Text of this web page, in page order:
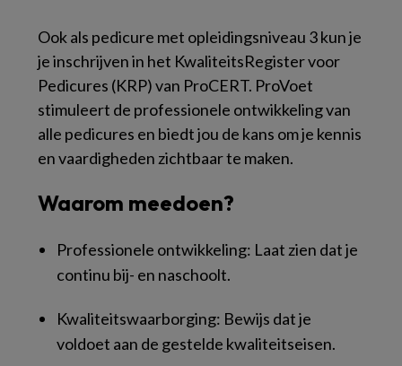
Ook als pedicure met opleidingsniveau 3 kun je
je inschrijven in het KwaliteitsRegister voor
Pedicures (KRP) van ProCERT. ProVoet
stimuleert de professionele ontwikkeling van
alle pedicures en biedt jou de kans om je kennis
en vaardigheden zichtbaar te maken.
Waarom meedoen?
Professionele ontwikkeling: Laat zien dat je
continu bij- en naschoolt.
Kwaliteitswaarborging: Bewijs dat je
voldoet aan de gestelde kwaliteitseisen.